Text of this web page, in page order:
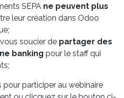
SEPA ne peuvent plus
leur création dans Odoo
soucier de partager des
banking pour le staff qui
participer au webinaire